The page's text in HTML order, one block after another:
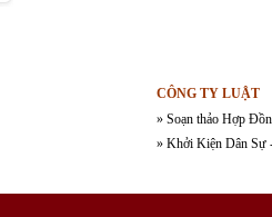
CÔNG TY LUẬT
» Soạn thảo Hợp
» Khởi Kiện Dân Sự